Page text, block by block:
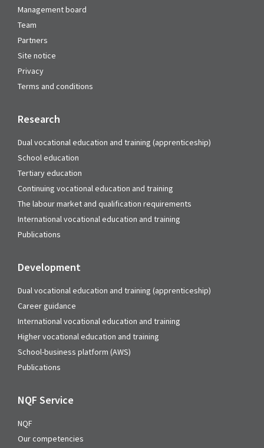
Management board
Team
Partners
Site notice
Privacy
Terms and conditions
Research
Dual vocational education and training (apprenticeship)
School education
Tertiary education
Continuing vocational education and training
The labour market and qualification requirements
International vocational education and training
Publications
Development
Dual vocational education and training (apprenticeship)
Career guidance
International vocational education and training
Higher vocational education and training
School-business platform (AWS)
Publications
NQF Service
NQF
Our competencies